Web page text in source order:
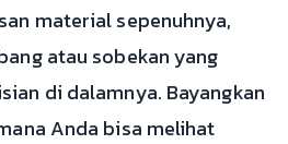
material sepenuhnya,
atau sobekan yang
di dalamnya. Bayangkan
Anda bisa melihat